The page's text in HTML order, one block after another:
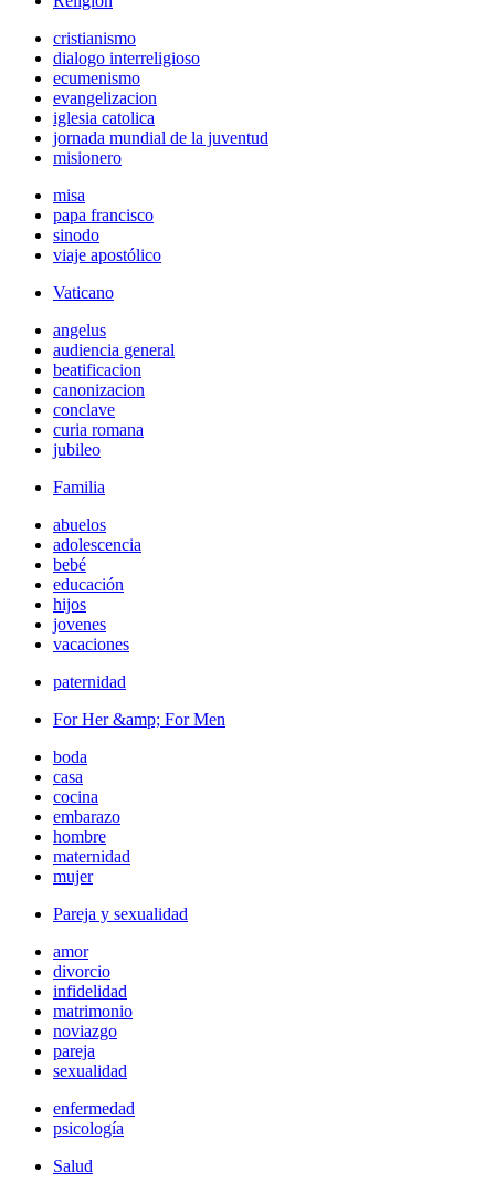
cristianismo
dialogo interreligioso
ecumenismo
evangelizacion
iglesia catolica
jornada mundial de la juventud
misionero
misa
papa francisco
sinodo
viaje apostólico
Vaticano
angelus
audiencia general
beatificacion
canonizacion
conclave
curia romana
jubileo
Familia
abuelos
adolescencia
bebé
educación
hijos
jovenes
vacaciones
paternidad
For Her &amp; For Men
boda
casa
cocina
embarazo
hombre
maternidad
mujer
Pareja y sexualidad
amor
divorcio
infidelidad
matrimonio
noviazgo
pareja
sexualidad
enfermedad
psicología
Salud